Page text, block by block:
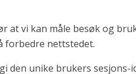
at vi kan måle besøk og
forbedre nettstedet.
den unike brukers